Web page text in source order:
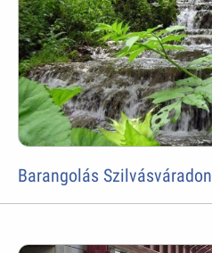
Barangolás Szilvásváradon